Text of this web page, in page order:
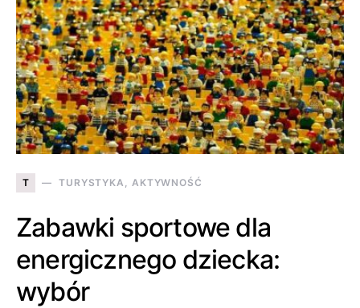
T TURYSTYKA, AKTYWNOŚĆ
Zabawki sportowe dla
energicznego dziecka:
wybór